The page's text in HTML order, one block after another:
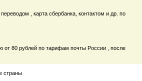
, карта сбербанка, контактом и др. по
от 80 рублей по тарифам почты России , после
страны